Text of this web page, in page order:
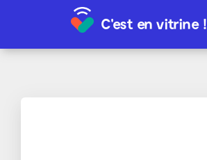
C'est en vitrine !